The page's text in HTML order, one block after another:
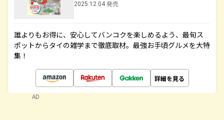
2025.12.04 発売
誰よりもお得に、安心してバンコクを楽しめるよう、最旬ス
ポットからタイの雑学まで徹底取材。最強お手頃グルメを大特
集！
詳細を見る
AD